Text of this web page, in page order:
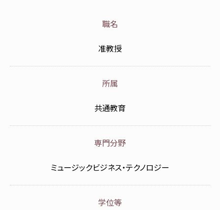
職名
准教授
所属
共通教育
専門分野
ミュージックビジネス・テクノロジー
学位等